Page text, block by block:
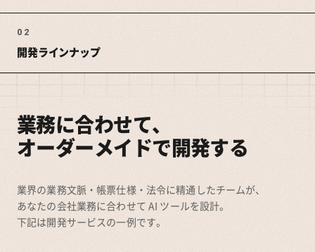
02
開発ラインナップ
業務に合わせて、
オーダーメイドで開発する
業界の業務文脈・帳票仕様・法令に精通したチームが、
あなたの会社業務に合わせて AI ツールを設計。
下記は開発サービスの一例です。